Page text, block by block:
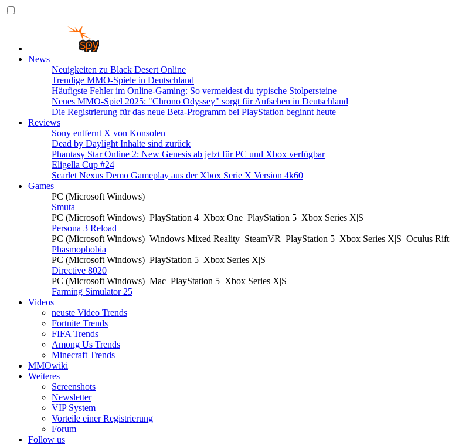
News
Neuigkeiten zu Black Desert Online
Trendige MMO-Spiele in Deutschland
Häufigste Fehler im Online-Gaming: So vermeidest du typische Stolpersteine
Neues MMO-Spiel 2025: "Chrono Odyssey" sorgt für Aufsehen in Deutschland
Die Registrierung für das neue Beta-Programm bei PlayStation beginnt heute
Reviews
Sony entfernt X von Konsolen
Dead by Daylight Inhalte sind zurück
Phantasy Star Online 2: New Genesis ab jetzt für PC und Xbox verfügbar
Eligella Cup #24
Scarlet Nexus Demo Gameplay aus der Xbox Serie X Version 4k60
Games
PC (Microsoft Windows)
Smuta
PC (Microsoft Windows) PlayStation 4 Xbox One PlayStation 5 Xbox Series X|S
Persona 3 Reload
PC (Microsoft Windows) Windows Mixed Reality SteamVR PlayStation 5 Xbox Series X|S Oculus Rift
Phasmophobia
PC (Microsoft Windows) PlayStation 5 Xbox Series X|S
Directive 8020
PC (Microsoft Windows) Mac PlayStation 5 Xbox Series X|S
Farming Simulator 25
Videos
neuste Video Trends
Fortnite Trends
FIFA Trends
Among Us Trends
Minecraft Trends
MMOwiki
Weiteres
Screenshots
Newsletter
VIP System
Vorteile einer Registrierung
Forum
Follow us